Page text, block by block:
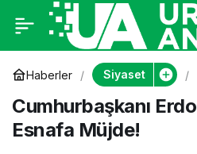
Haberler Siyaset
Cumhurbaşkanı
Esnafa Müjde!
Cumhurbaşkanı
Erdoğan’dan Küçük
Esnafa Müjde!